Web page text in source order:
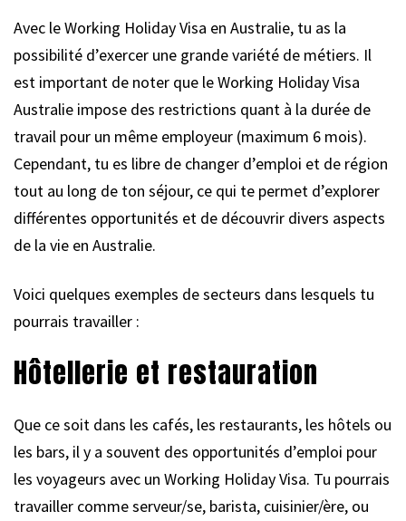
Avec le Working Holiday Visa en Australie, tu as la
possibilité d’exercer une grande variété de métiers. Il
est important de noter que le Working Holiday Visa
Australie impose des restrictions quant à la durée de
travail pour un même employeur (maximum 6 mois).
Cependant, tu es libre de changer d’emploi et de région
tout au long de ton séjour, ce qui te permet d’explorer
différentes opportunités et de découvrir divers aspects
de la vie en Australie.
Voici quelques exemples de secteurs dans lesquels tu
pourrais travailler :
Hôtellerie et restauration
Que ce soit dans les cafés, les restaurants, les hôtels ou
les bars, il y a souvent des opportunités d’emploi pour
les voyageurs avec un Working Holiday Visa. Tu pourrais
travailler comme serveur/se, barista, cuisinier/ère, ou